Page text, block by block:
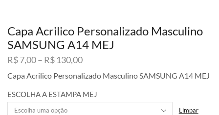
Capa Acrilico Personalizado Masculino
SAMSUNG A14 MEJ
R$7,00– R$ 130,00Faixa
preço:
R$ 7,00
através
Capa Acrilico Personalizado Masculino SAMSUNG A14 MEJ
ESCOLHA A ESTAMPA MEJ
Limpar